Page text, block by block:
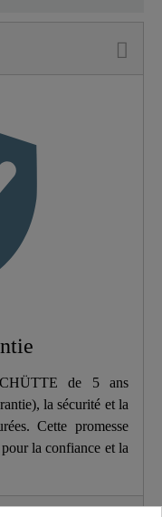
de 5 ans
la sécurité et la
Cette promesse
la confiance et la